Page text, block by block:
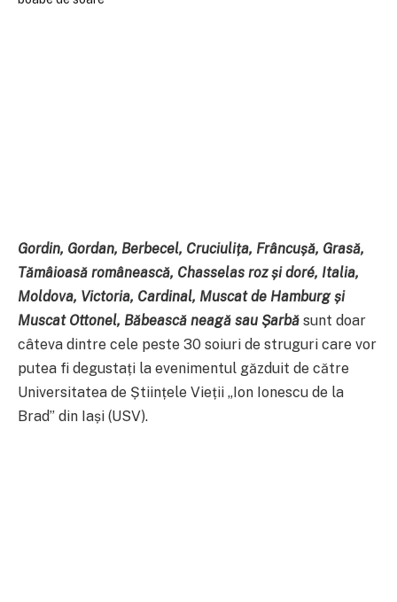
Gordin, Gordan, Berbecel, Cruciulița, Frâncușă, Grasă,
Tămâioasă românească, Chasselas roz și doré, Italia,
Moldova, Victoria, Cardinal, Muscat de Hamburg și
Muscat Ottonel, Băbească neagă sau Șarbă sunt doar
câteva dintre cele peste 30 soiuri de struguri care vor
putea fi degustați la evenimentul găzduit de către
Universitatea de Științele Vieții „Ion Ionescu de la
Brad” din Iași (USV).